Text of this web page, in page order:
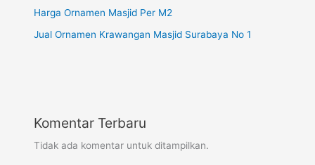
Harga Ornamen Masjid Per M2
Jual Ornamen Krawangan Masjid Surabaya No 1
Komentar Terbaru
Tidak ada komentar untuk ditampilkan.